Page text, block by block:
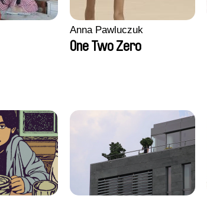
Anna Pawluczuk
One Two Zero